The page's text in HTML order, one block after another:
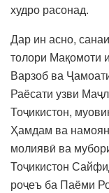
худро расонад.
Дар ин асно,
толори Мақомоти
Варзоб ва
Раёсати узви
Тоҷикистон,
Ҳамдам ва
молиявӣ ва
Тоҷикистон
роҷеъ ба Паёми